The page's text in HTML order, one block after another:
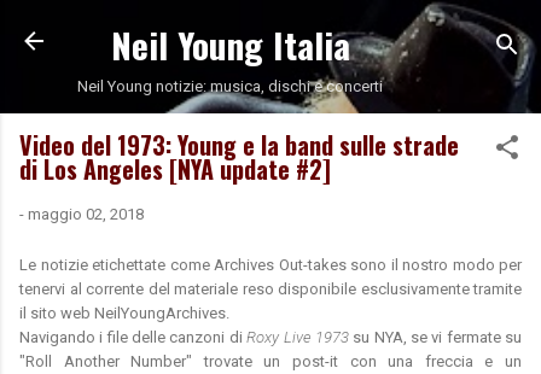
Passa ai contenuti principali
Neil Young Italia
Neil Young notizie: musica, dischi e concerti
Video del 1973: Young e la band sulle strade
di Los Angeles [NYA update #2]
- maggio 02, 2018
Le notizie etichettate come Archives Out-takes sono il nostro modo per
tenervi al corrente del materiale reso disponibile esclusivamente tramite
il sito web NeilYoungArchives.
Navigando i file delle canzoni di Roxy Live 1973su NYA, se vi fermate su
"Roll Another Number" trovate un post-it con una freccia e un